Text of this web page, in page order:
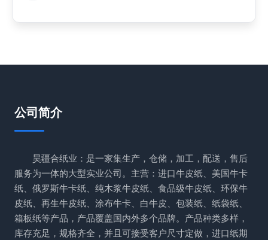
公司简介
昊疆合纸业：是一家集生产，仓储，加工，配送，售后
服务为一体的大型实业公司。主营：进口牛皮纸、美国牛卡
纸、俄罗斯牛卡纸、纯木浆牛皮纸、食品级牛皮纸、环保牛
皮纸、再生牛皮纸、涂布牛卡、白牛皮、包装纸、纸袋纸、
箱板纸等产品，产品覆盖国内外多个品牌。产品种类多样，
库存充足，规格齐全，并且可接受客户尺寸定做，进口纸期